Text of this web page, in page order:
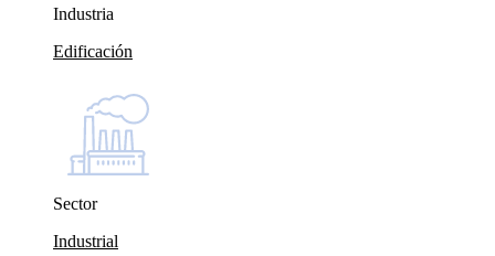
Industria
Edificación
Sector
Industrial